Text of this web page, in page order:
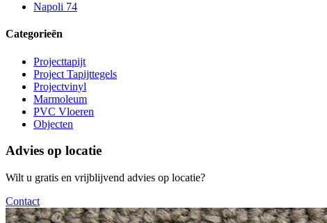
Napoli 74
Categorieën
Projecttapijt
Project Tapijttegels
Projectvinyl
Marmoleum
PVC Vloeren
Objecten
Advies op locatie
Wilt u gratis en vrijblijvend advies op locatie?
Contact